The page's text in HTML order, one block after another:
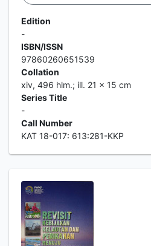
Edition
-
ISBN/ISSN
97860260651539
Collation
xiv, 496 hlm.; ill. 21 x 15 cm
Series Title
-
Call Number
KAT 18-017: 613:281-KKP